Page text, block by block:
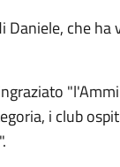
che
i club